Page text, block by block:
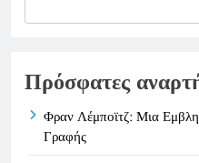
Πρόσφατες
Φραν Λέμποϊτζ: Μια
Γραφής